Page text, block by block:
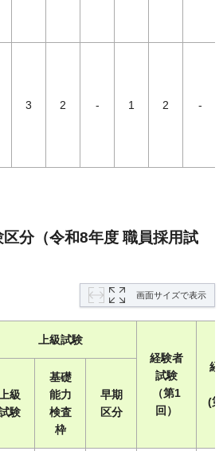
3 2 - 1 2 -
分（令和8年度 職員採用試
画面サイズで表示
上級試験
経験者
試験
（第1
回）
経
(
級
験
基礎
能力
検査
枠
早期
区分